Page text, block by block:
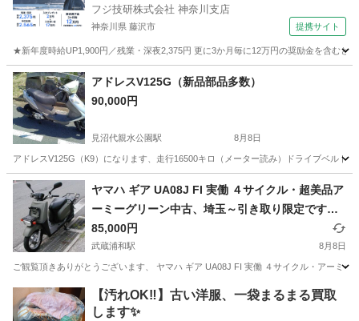
フジ技研株式会社 神奈川支店
神奈川県 藤沢市 提携サイト
★新年度時給UP1,900円／残業・深夜2,375円 更に3か月毎に12万円の奨励金を含む
神奈川 藤沢市 その他
アドレスV125G（新品部品多数）
90,000円
見沼代親水公園駅 8月8日
アドレスV125G（K9）になります、走行16500キロ（メーター読み）ドライブベルト
埼玉 川口市 見沼代親水公園駅 スズキ
ヤマハ ギア UA08J FI 実働 ４サイクル・超美品ア
ーミーグリーン中古、埼玉～引き取り限定です
（落札者様手配の陸送可）
85,000円
武蔵浦和駅 8月8日
ご観覧頂きありがとうございます、 ヤマハ ギア UA08J FI 実働 ４サイクル・アーミ
埼玉 さいたま市 武蔵浦和駅 ヤマハ GEAR
【汚れOK‼️】古い洋服、一袋まるまる買取
します✨